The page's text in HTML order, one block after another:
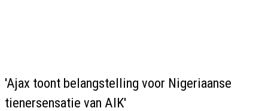
'Ajax toont belangstelling voor Nigeriaanse
tienersensatie van AIK'